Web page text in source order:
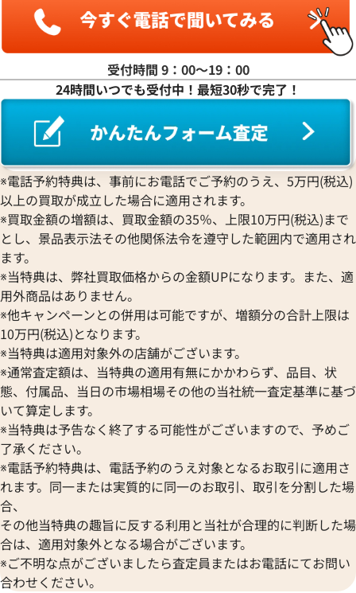
イトジャスト 126333 グレ
格
日時点の参考買取価格です
ロレックス デイトジャスト
ワイト文字盤
参考買取価格
2,790,000円
※2025年12月時点の参考買取
イトジャスト 41 126333 シ
格
時点の参考買取価格です
ロレックス デイトジャスト
参考買取価格
1,974,000円
※2024年6月9日時点の参考買
受付時間 9：00〜19：00
24時間いつでも受付中！最短30秒で完了！
※電話予約特典は、事前にお電話でご予約のうえ、5万円(税込)
以上の買取が成立した場合に適用されます。
※買取金額の増額は、買取金額の35％、上限10万円(税込)まで
とし、景品表示法その他関係法令を遵守した範囲内で適用され
ます。
※当特典は、弊社買取価格からの金額UPになります。また、適
用外商品はありません。
※他キャンペーンとの併用は可能ですが、増額分の合計上限は
10万円(税込)となります。
※当特典は適用対象外の店舗がございます。
※通常査定額は、当特典の適用有無にかかわらず、品目、状
態、付属品、当日の市場相場その他の当社統一査定基準に基づ
いて算定します。
※当特典は予告なく終了する可能性がございますので、予めご
了承ください。
※電話予約特典は、電話予約のうえ対象となるお取引に適用さ
れます。同一または実質的に同一のお取引、取引を分割した場
合、
その他当特典の趣旨に反する利用と当社が合理的に判断した場
合は、適用対象外となる場合がございます。
※ご不明な点がございましたら査定員またはお電話にてお問い
合わせください。